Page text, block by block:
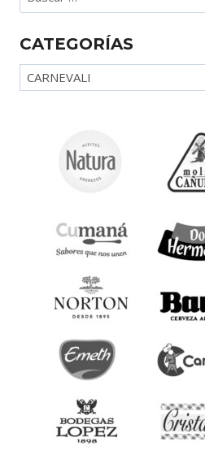
CATEGORÍAS
Categorías